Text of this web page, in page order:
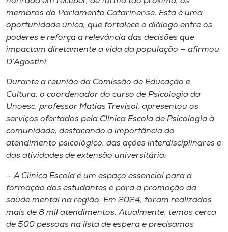
membros do Parlamento Catarinense. Esta é uma
oportunidade única, que fortalece o diálogo entre os
poderes e reforça a relevância das decisões que
impactam diretamente a vida da população — afirmou
D’Agostini.
Durante a reunião da Comissão de Educação e
Cultura, o coordenador do curso de Psicologia da
Unoesc, professor Matias Trevisol, apresentou os
serviços ofertados pela Clínica Escola de Psicologia à
comunidade, destacando a importância do
atendimento psicológico, das ações interdisciplinares e
das atividades de extensão universitária:
— A Clínica Escola é um espaço essencial para a
formação dos estudantes e para a promoção da
saúde mental na região. Em 2024, foram realizados
mais de 8 mil atendimentos. Atualmente, temos cerca
de 500 pessoas na lista de espera e precisamos